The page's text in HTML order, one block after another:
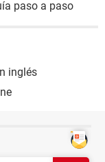
paso a paso
inglés